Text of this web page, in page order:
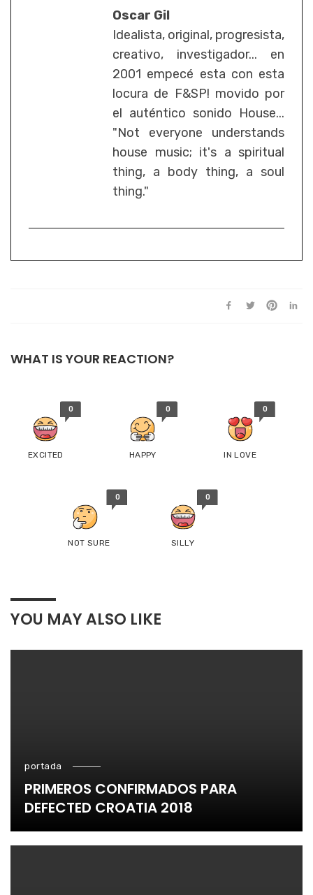
Oscar Gil
Idealista, original, progresista,
creativo, investigador... en
2001 empecé esta con esta
locura de F&SP! movido por
el auténtico sonido House...
"Not everyone understands
house music; it's a spiritual
thing, a body thing, a soul
thing."
WHAT IS YOUR REACTION?
0
EXCITED
0
HAPPY
0
IN LOVE
0
NOT SURE
0
SILLY
YOU MAY ALSO LIKE
portada
PRIMEROS CONFIRMADOS PARA
DEFECTED CROATIA 2018